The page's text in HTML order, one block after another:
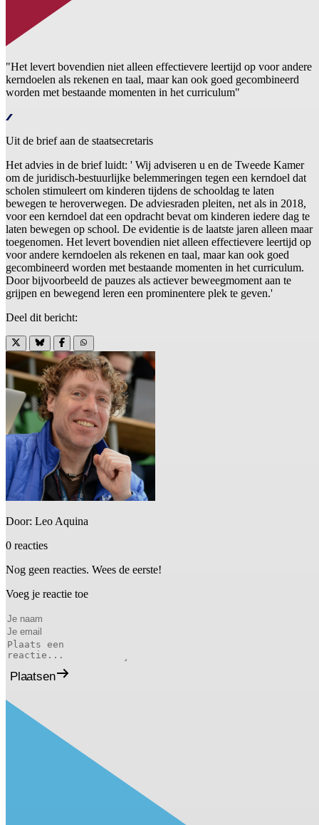
"Het levert bovendien niet alleen effectievere leertijd op voor andere
kerndoelen als rekenen en taal, maar kan ook goed gecombineerd
worden met bestaande momenten in het curriculum"
Uit de brief aan de staatsecretaris
Het advies in de brief luidt: ' Wij adviseren u en de Tweede Kamer
om de juridisch-bestuurlijke belemmeringen tegen een kerndoel dat
scholen stimuleert om kinderen tijdens de schooldag te laten
bewegen te heroverwegen. De adviesraden pleiten, net als in 2018,
voor een kerndoel dat een opdracht bevat om kinderen iedere dag te
laten bewegen op school. De evidentie is de laatste jaren alleen maar
toegenomen. Het levert bovendien niet alleen effectievere leertijd op
voor andere kerndoelen als rekenen en taal, maar kan ook goed
gecombineerd worden met bestaande momenten in het curriculum.
Door bijvoorbeeld de pauzes als actiever beweegmoment aan te
grijpen en bewegend leren een prominentere plek te geven.'
Deel dit bericht:
Door: Leo Aquina
0 reacties
Nog geen reacties. Wees de eerste!
Voeg je reactie toe
Plaatsen